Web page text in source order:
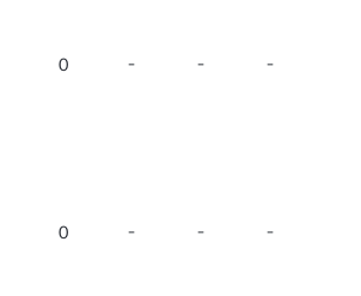
0 - - -
0 - - -